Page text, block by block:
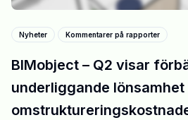
Nyheter Kommentarer på rapporter
BIMobject – Q2 visar
underliggande